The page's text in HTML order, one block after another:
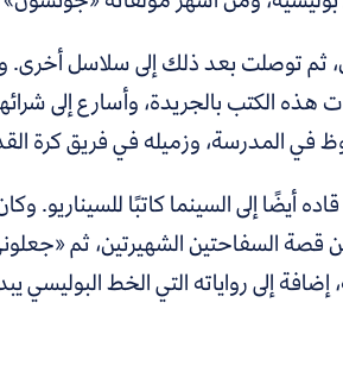
ثم توصلت بعد ذلك إلى سلاسل أخرى.
هذه الكتب بالجريدة، وأسارع إلى
في المدرسة، وزميله في فريق كرة
قصة السفاحتين الشهيرتين، ثم
إضافة إلى رواياته التي الخط